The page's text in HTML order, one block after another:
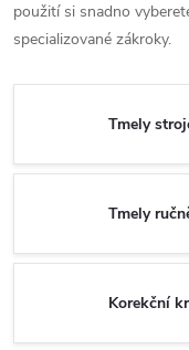
použití si snadno
specializované zákroky.
Tmely
Tmely
Korekční